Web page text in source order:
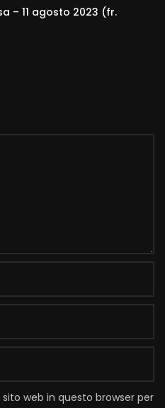
– 11 agosto 2023 (fr.
web in questo browser per